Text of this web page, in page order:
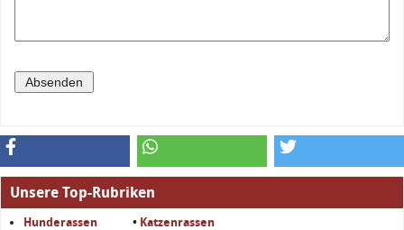
Unsere Top-Rubriken
Hunderassen • Katzenrassen